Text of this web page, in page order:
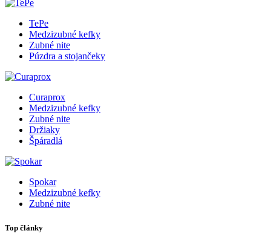
TePe
Medzizubné kefky
Zubné nite
Púzdra a stojančeky
Curaprox
Medzizubné kefky
Zubné nite
Držiaky
Špáradlá
Spokar
Medzizubné kefky
Zubné nite
Top články